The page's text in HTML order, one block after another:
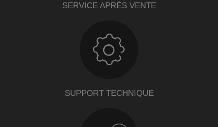
SERVICE APRÈS VENTE
SUPPORT TECHNIQUE